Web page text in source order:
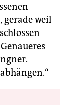
weil